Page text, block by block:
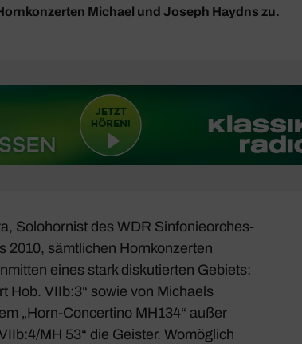
Michael und Joseph Haydns zu.
, Solo­hor­nist des WDR Sinfo­nie­or­ches­
2010, sämt­li­chen Horn­kon­zerten
eines stark disku­tierten Gebiets:
Hob. VIIb:3“ sowie von Michaels
„Horn-Concer­tino MH134“ außer
MH 53“ die Geister. Womög­lich